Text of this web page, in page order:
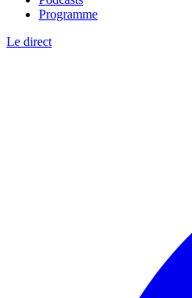
Programme
Le direct